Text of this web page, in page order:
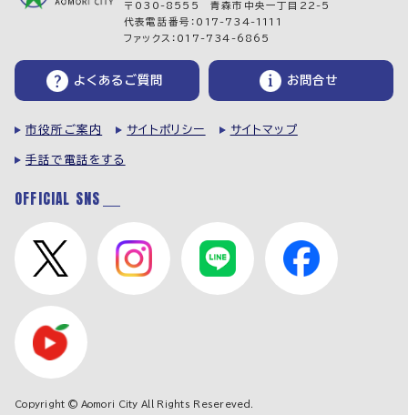
〒030-8555 青森市中央一丁目22-5
代表電話番号：017-734-1111
ファックス：017-734-6865
よくあるご質問 お問合せ
市役所ご案内 サイトポリシー サイトマップ
手話で電話をする
OFFICIAL SNS
Copyright © Aomori City All Rights Resereved.